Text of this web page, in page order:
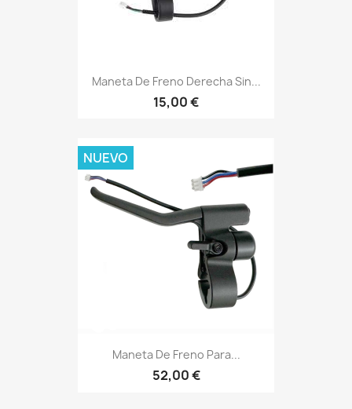
Maneta De Freno Derecha Sin...
15,00 €
Maneta De Freno Para...
52,00 €
NUEVO